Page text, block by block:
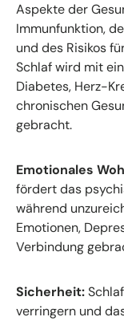
Aspekte der
Immunfunktion,
und des Risikos
Schlaf wird mit
Diabetes, Herz-
chronischen
gebracht.
Emotionales
fördert das
während
Emotionen,
Verbindung
Sicherheit:
verringern und